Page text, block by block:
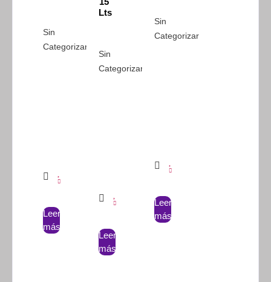
Sin
Categorizar
Leer
más
Lts
Sin
Categorizar
Leer
más
Sin
Categorizar
Leer
más